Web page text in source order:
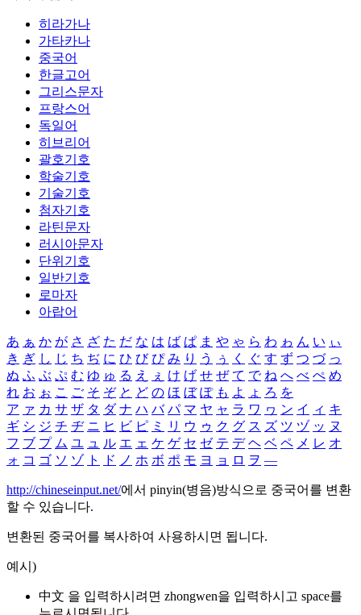
히라가나
가타카나
중국어
한글고어
그리스문자
프랑스어
독일어
히브리어
괄호기호
학술기호
기술기호
첨자기호
라틴문자
러시아문자
단위기호
일반기호
로마자
아랍어
あ ぁ か が さ ざ た だ な は ば ぱ ま や ゃ ら わ ゎ ん い ぃ
き ぎ し じ ち ぢ に ひ び ぴ み り う ぅ く ぐ す ず つ づ っ
ぬ ふ ぶ ぷ む ゆ ゅ る え ぇ け げ せ ぜ て で ね へ べ ぺ め
れ お ぉ こ ご そ ぞ と ど の ほ ぼ ぽ も よ ょ ろ を
ア ァ カ サ ザ タ ダ ナ ハ バ パ マ ヤ ャ ラ ワ ヮ ン イ ィ キ
ギ シ ジ チ ヂ ニ ヒ ビ ピ ミ リ ウ ゥ ク グ ス ズ ツ ヅ ッ ヌ
フ ブ プ ム ユ ュ ル エ ェ ケ ゲ セ ゼ テ デ ヘ ベ ペ メ レ オ
ォ コ ゴ ソ ゾ ト ド ノ ホ ボ ポ モ ヨ ョ ロ ヲ ―
http://chineseinput.net/에서 pinyin(병음)방식으로 중국어를 변환
할 수 있습니다.
변환된 중국어를 복사하여 사용하시면 됩니다.
예시)
中文 을 입력하시려면 zhongwen을 입력하시고 space를